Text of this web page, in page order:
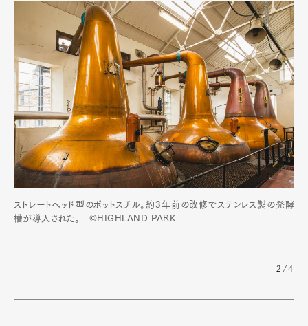
ストレートヘッド型のポットスチル。約3年前の改修でステンレス製の発酵
槽が導入された。 ©HIGHLAND PARK
2/4